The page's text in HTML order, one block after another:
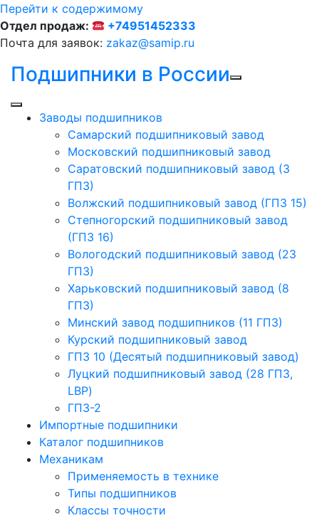
Перейти к содержимому
Отдел продаж:
+74951452333
Почта для заявок: zakaz@samip.ru
Подшипники в России
Заводы подшипников
Cамарский подшипниковый завод
Московский подшипниковый завод
Саратовский подшипниковый завод (3
ГПЗ)
Волжский подшипниковый завод (ГПЗ 15)
Степногорский подшипниковый завод
(ГПЗ 16)
Вологодский подшипниковый завод (23
ГПЗ)
Харьковский подшипниковый завод (8
ГПЗ)
Минский завод подшипников (11 ГПЗ)
Курский подшипниковый завод
ГПЗ 10 (Десятый подшипниковый завод)
Луцкий подшипниковый завод (28 ГПЗ,
LBP)
ГПЗ-2
Импортные подшипники
Каталог подшипников
Механикам
Применяемость в технике
Типы подшипников
Классы точности